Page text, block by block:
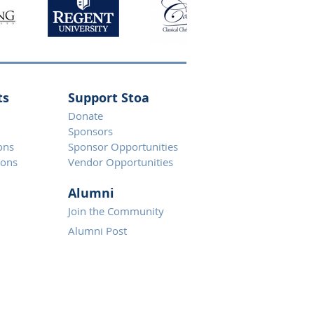
Support Stoa
Donate
Sponsors
Sponsor Opportunities
Vendor Opportunities
Alumni
Join the Community
Alumni Post